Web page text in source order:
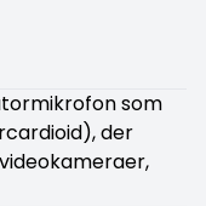
som
der